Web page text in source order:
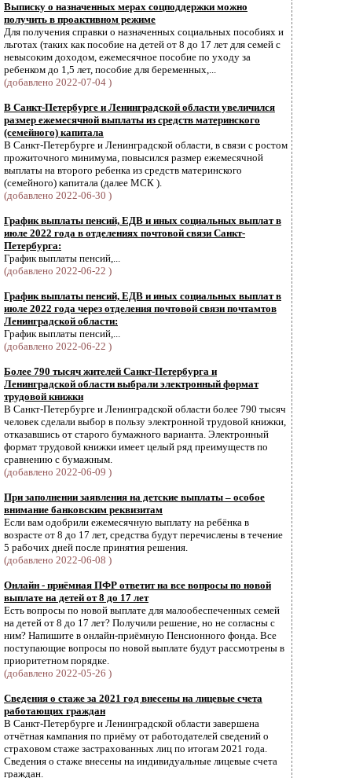
Выписку о назначенных мерах соцподдержки можно
получить в проактивном режиме
Для получения справки о назначенных социальных пособиях и
льготах (таких как пособие на детей от 8 до 17 лет для семей с
невысоким доходом, ежемесячное пособие по уходу за
ребенком до 1,5 лет, пособие для беременных,...
(добавлено 2022-07-04 )
В Санкт-Петербурге и Ленинградской области увеличился
размер ежемесячной выплаты из средств материнского
(семейного) капитала
В Санкт-Петербурге и Ленинградской области, в связи с ростом
прожиточного минимума, повысился размер ежемесячной
выплаты на второго ребенка из средств материнского
(семейного) капитала (далее МСК ).
(добавлено 2022-06-30 )
График выплаты пенсий, ЕДВ и иных социальных выплат в
июле 2022 года в отделениях почтовой связи Санкт-
Петербурга:
График выплаты пенсий,...
(добавлено 2022-06-22 )
График выплаты пенсий, ЕДВ и иных социальных выплат в
июле 2022 года через отделения почтовой связи почтамтов
Ленинградской области:
График выплаты пенсий,...
(добавлено 2022-06-22 )
Более 790 тысяч жителей Санкт-Петербурга и
Ленинградской области выбрали электронный формат
трудовой книжки
В Санкт-Петербурге и Ленинградской области более 790 тысяч
человек сделали выбор в пользу электронной трудовой книжки,
отказавшись от старого бумажного варианта. Электронный
формат трудовой книжки имеет целый ряд преимуществ по
сравнению с бумажным.
(добавлено 2022-06-09 )
При заполнении заявления на детские выплаты – особое
внимание банковским реквизитам
Если вам одобрили ежемесячную выплату на ребёнка в
возрасте от 8 до 17 лет, средства будут перечислены в течение
5 рабочих дней после принятия решения.
(добавлено 2022-06-08 )
Онлайн - приёмная ПФР ответит на все вопросы по новой
выплате на детей от 8 до 17 лет
Есть вопросы по новой выплате для малообеспеченных семей
на детей от 8 до 17 лет? Получили решение, но не согласны с
ним? Напишите в онлайн-приёмную Пенсионного фонда. Все
поступающие вопросы по новой выплате будут рассмотрены в
приоритетном порядке.
(добавлено 2022-05-26 )
Сведения о стаже за 2021 год внесены на лицевые счета
работающих граждан
В Санкт-Петербурге и Ленинградской области завершена
отчётная кампания по приёму от работодателей сведений о
страховом стаже застрахованных лиц по итогам 2021 года.
Cведения о стаже внесены на индивидуальные лицевые счета
граждан.